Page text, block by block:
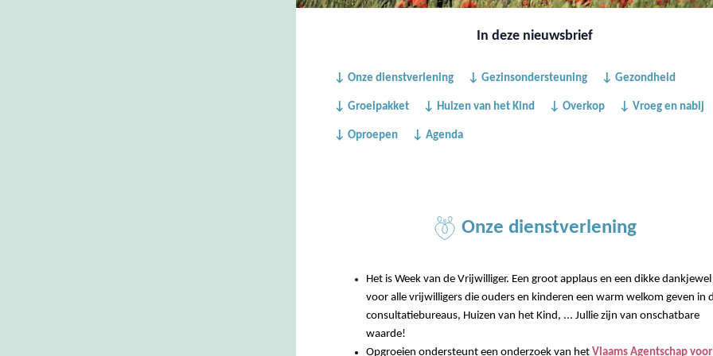
In deze nieuwsbrief
↓ Onze dienstverlening ↓ Gezinsondersteuning ↓ Gezondheid
↓ Groeipakket ↓ Huizen van het Kind ↓ Overkop ↓ Vroeg en nabij
↓ Oproepen ↓ Agenda
Onze dienstverlening
Het is Week van de Vrijwilliger. Een groot applaus en een dikke dankjewel
voor alle vrijwilligers die ouders en kinderen een warm welkom geven in
consultatiebureaus, Huizen van het Kind, ... Jullie zijn van onschatbare
waarde!
Opgroeien ondersteunt een onderzoek van het Vlaams Agentschap voor